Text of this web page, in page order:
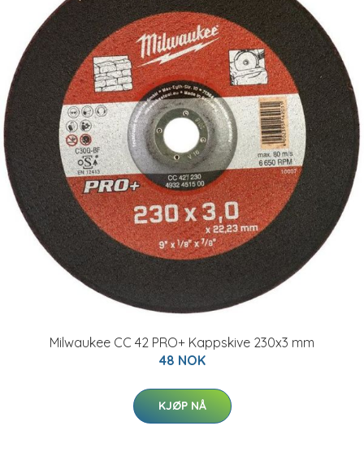
Milwaukee CC 42 PRO+ Kappskive 230x3 mm
48 NOK
KJØP NÅ